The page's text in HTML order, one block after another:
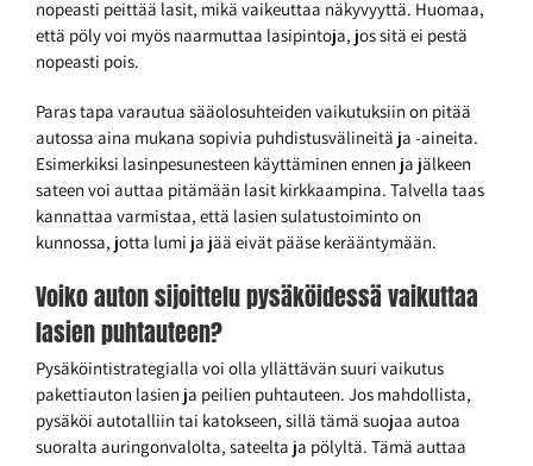
nopeasti peittää lasit, mikä vaikeuttaa näkyvyyttä. Huomaa,
että pöly voi myös naarmuttaa lasipintoja, jos sitä ei pestä
nopeasti pois.
Paras tapa varautua sääolosuhteiden vaikutuksiin on pitää
autossa aina mukana sopivia puhdistusvälineitä ja -aineita.
Esimerkiksi lasinpesunesteen käyttäminen ennen ja jälkeen
sateen voi auttaa pitämään lasit kirkkaampina. Talvella taas
kannattaa varmistaa, että lasien sulatustoiminto on
kunnossa, jotta lumi ja jää eivät pääse kerääntymään.
Voiko auton sijoittelu pysäköidessä vaikuttaa
lasien puhtauteen?
Pysäköintistrategialla voi olla yllättävän suuri vaikutus
pakettiauton lasien ja peilien puhtauteen. Jos mahdollista,
pysäköi autotalliin tai katokseen, sillä tämä suojaa autoa
suoralta auringonvalolta, sateelta ja pölyltä. Tämä auttaa